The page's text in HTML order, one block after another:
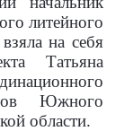
литейного
на себя
Татьяна
Южного
области.